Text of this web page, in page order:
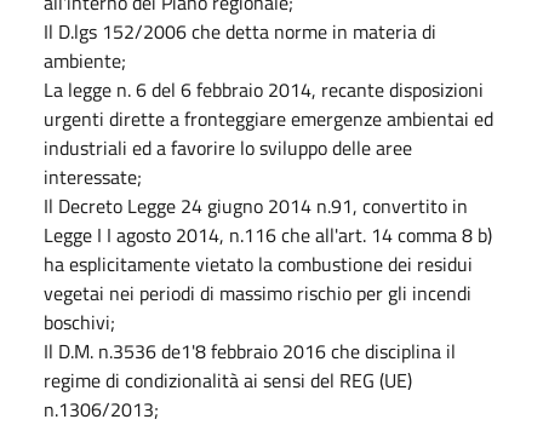
Il D.lgs 152/2006 che detta norme in materia di
ambiente;
La legge n. 6 del 6 febbraio 2014, recante disposizioni
urgenti dirette a fronteggiare emergenze ambientai ed
industriali ed a favorire lo sviluppo delle aree
interessate;
Il Decreto Legge 24 giugno 2014 n.91, convertito in
Legge I I agosto 2014, n.116 che all'art. 14 comma 8 b)
ha esplicitamente vietato la combustione dei residui
vegetai nei periodi di massimo rischio per gli incendi
boschivi;
Il D.M. n.3536 de1'8 febbraio 2016 che disciplina il
regime di condizionalità ai sensi del REG (UE)
n.1306/2013;